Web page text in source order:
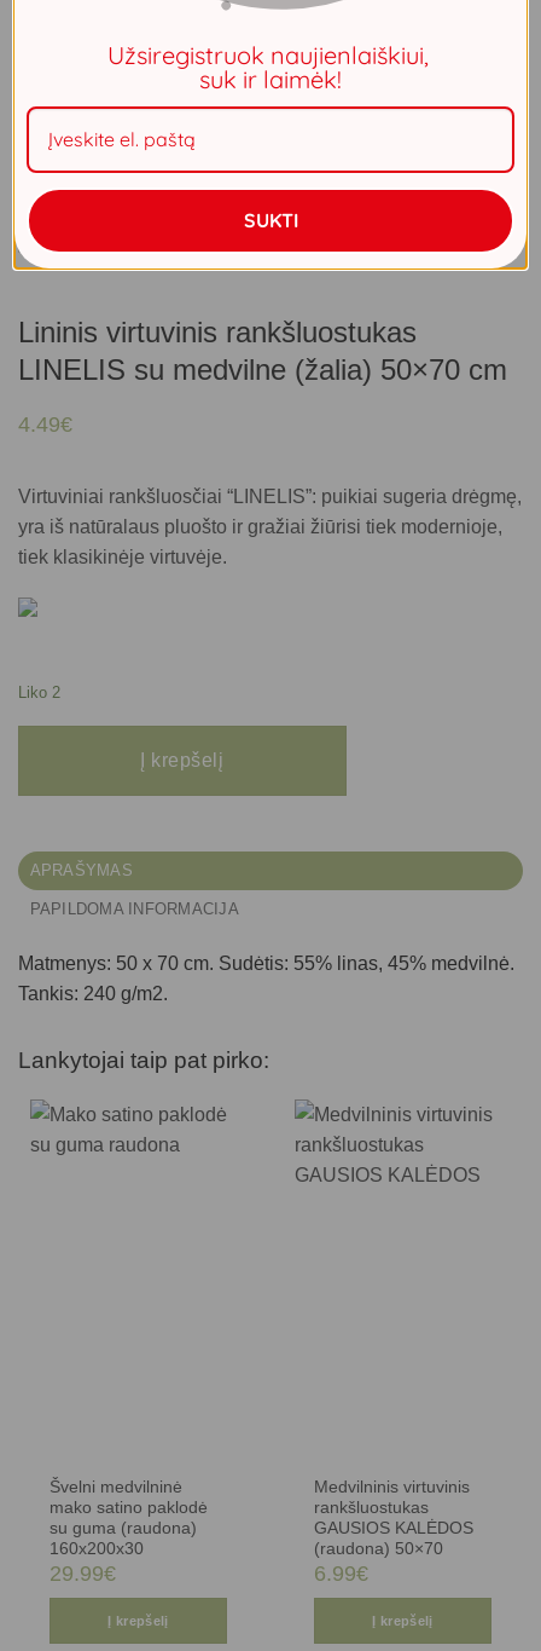
Lininis virtuvinis rankšluostukas
LINELIS su medvilne (žalia) 50×70 cm
4.49€
Virtuviniai rankšluosčiai “LINELIS”: puikiai sugeria drėgmę,
yra iš natūralaus pluošto ir gražiai žiūrisi tiek modernioje,
tiek klasikinėje virtuvėje.
Liko 2
Į krepšelį
APRAŠYMAS
PAPILDOMA INFORMACIJA
Matmenys: 50 x 70 cm. Sudėtis: 55% linas, 45% medvilnė.
Tankis: 240 g/m2.
Lankytojai taip pat pirko:
Švelni medvilninė
mako satino paklodė
su guma (raudona)
160x200x30
29.99€
Į krepšelį
Medvilninis virtuvinis
rankšluostukas
GAUSIOS KALĖDOS
(raudona) 50×70
6.99€
Į krepšelį
Užsiregistruok naujienlaiškiui,
suk ir laimėk!
SUKTI